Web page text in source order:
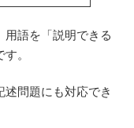
用語を「説明できる
。
問題にも対応でき